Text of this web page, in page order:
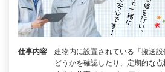
仕事内容
建物内に設置されている「搬送
どうかを確認したり、定期的な